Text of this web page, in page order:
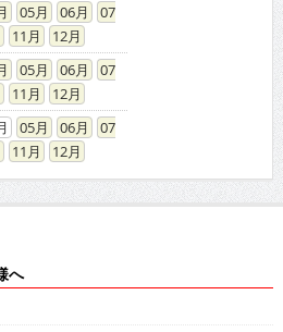
05 06
07
11
12
05 06
07
11
12
05 06
07
11 12
へ